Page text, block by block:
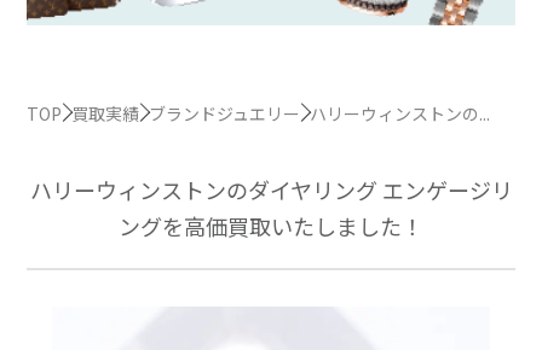
TOP 買取実績 ブランドジュエリー ハリーウィンストンの...
ハリーウィンストンのダイヤリング エンゲージリ
ングを高価買取いたしました！